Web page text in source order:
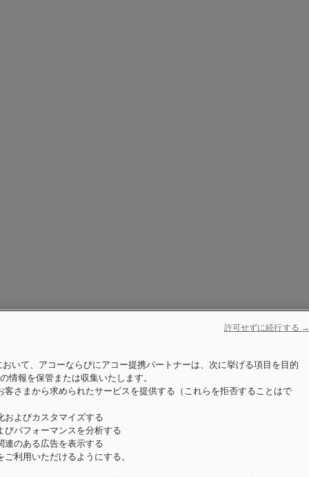
いて、アコーならびにアコー提携パートナーは、次に挙げる項目を目的
情報を保管または収集いたします。
客さまから求められたサービスを提供する（これらを拒否することはで
およびカスタマイズする
びパフォーマンスを分析する
連のある広告を表示する
利用いただけるようにする。
許可せずに続行する →